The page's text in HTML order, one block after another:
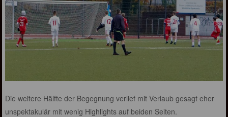
Die weitere Hälfte der Begegnung verlief mit Verlaub gesagt eher
unspektakulär mit wenig Highlights auf beiden Seiten.